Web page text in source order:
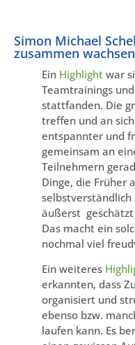
Simon Michael
zusammen
Ein Highlight war
Teamtrainings
stattfanden. Die
treffen und an
entspannter und
gemeinsam an
Teilnehmern
Dinge, die Früher
selbstverständlich
äußerst
Das macht ein
nochmal viel
Ein weiteres
erkannten, dass
organisiert und
ebenso bzw.
laufen kann. Es